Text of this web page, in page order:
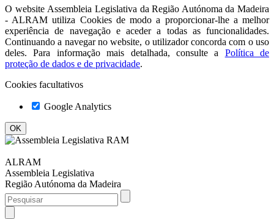
O website Assembleia Legislativa da Região Autónoma da Madeira
- ALRAM utiliza Cookies de modo a proporcionar-lhe a melhor
experiência de navegação e aceder a todas as funcionalidades.
Continuando a navegar no website, o utilizador concorda com o uso
deles. Para informação mais detalhada, consulte a
Política de
proteção de dados e de privacidade.
Cookies facultativos
Google Analytics
ALRAM
Assembleia Legislativa
Região Autónoma da Madeira